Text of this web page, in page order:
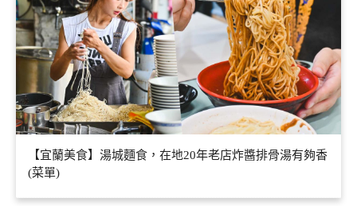
【宜蘭美食】湯城麵食，在地20年老店炸醬排骨湯有夠香
(菜單)